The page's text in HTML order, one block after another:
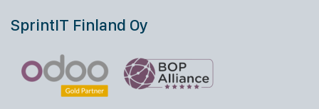
SprintIT Finland Oy